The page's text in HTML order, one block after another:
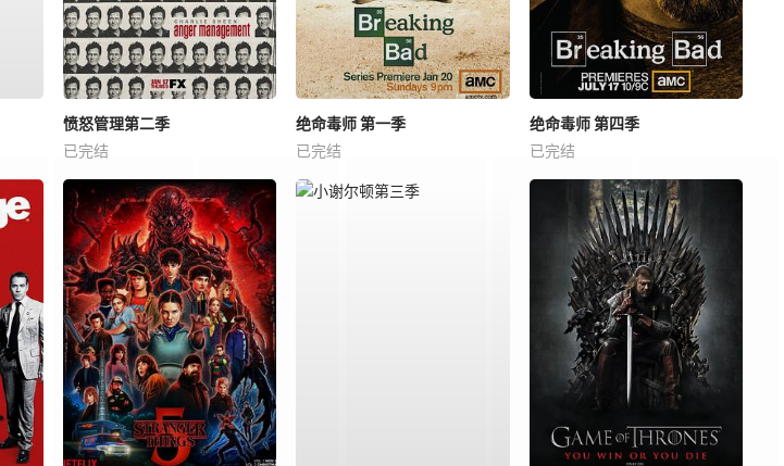
愤怒管理第二季
已完结
绝命毒师 第一季
已完结
绝命毒师 第四季
已完结